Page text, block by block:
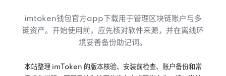
imtoken钱包官方app下载用于管理区块链账户与多
链资产。开始使用前，应先核对软件来源，并在离线环
境妥善备份助记词。
本站整理 imToken 的版本核验、安装前检查、账户备份和常